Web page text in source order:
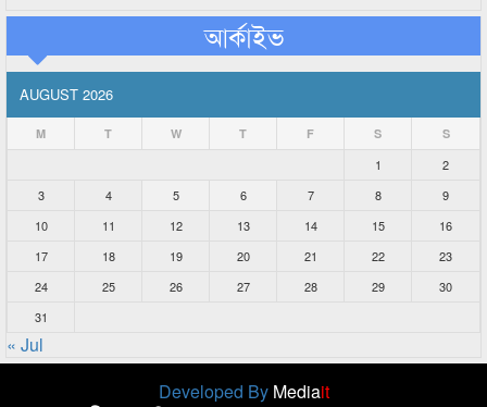
আর্কাইভ
AUGUST 2026
M T W T F S S
1
2
3
4 5 6 7 8
9
10
11 12 13 14 15
16
17
18 19 20 21 22
23
24
25 26 27 28 29
30
31
« Jul
Developed By Mediait